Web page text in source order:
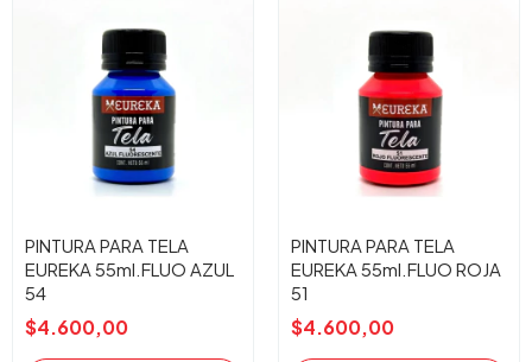
PINTURA PARA TELA
EUREKA 55ml.FLUO AZUL
54
$4.600,00
PINTURA PARA TELA
EUREKA 55ml.FLUO ROJA
51
$4.600,00